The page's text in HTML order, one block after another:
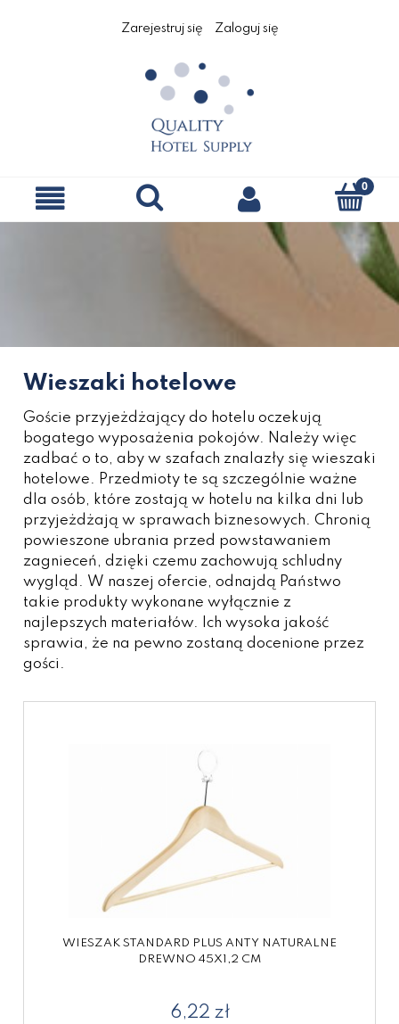
Zarejestruj się Zaloguj się
Wieszaki hotelowe
Goście przyjeżdżający do hotelu oczekują
bogatego wyposażenia pokojów. Należy więc
zadbać o to, aby w szafach znalazły się wieszaki
hotelowe. Przedmioty te są szczególnie ważne
dla osób, które zostają w hotelu na kilka dni lub
przyjeżdżają w sprawach biznesowych. Chronią
powieszone ubrania przed powstawaniem
zagnieceń, dzięki czemu zachowują schludny
wygląd. W naszej ofercie, odnajdą Państwo
takie produkty wykonane wyłącznie z
najlepszych materiałów. Ich wysoka jakość
sprawia, że na pewno zostaną docenione przez
gości.
WIESZAK STANDARD PLUS ANTY NATURALNE
DREWNO 45X1,2 CM
6,22 zł